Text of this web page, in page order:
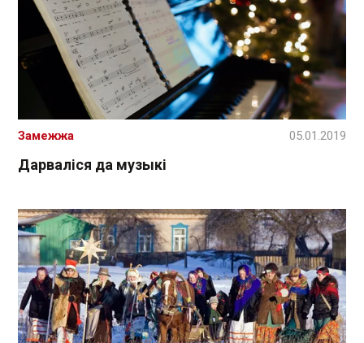
Дарваліся да музыкі
Замежжа 05.01.2019